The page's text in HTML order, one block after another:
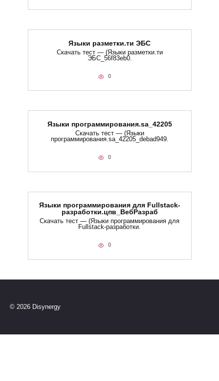
Языки разметки.ти​ ЭБС
Скачать тест — (Языки разметки.ти​
ЭБС_56f83eb0.
0
Языки программирования.sa_42205
Скачать тест — (Языки
программирования.sa_42205_debad949.
0
Языки программирования для Fullstack-
разработки.цпв_ВебРазраб
Скачать тест — (Языки программирования для
Fullstack-разработки.
0
© 2026 Disynergy